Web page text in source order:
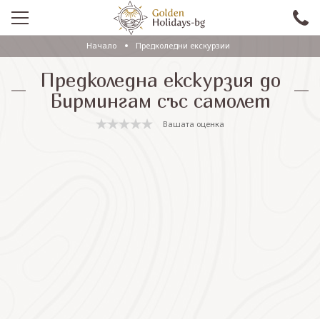
ПРОМО
EКСКУРЗИИ СЪС САМОЛЕТ
ЕКСКУРЗИИ С АВТОБУС
Начало Предколедни екскурзии
Предколедна екскурзия до
Бирмингам със самолет
Вашата оценка